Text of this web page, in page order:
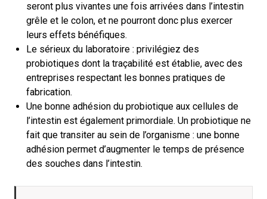
seront plus vivantes une fois arrivées dans l’intestin
grêle et le colon, et ne pourront donc plus exercer
leurs effets bénéfiques.
Le sérieux du laboratoire : privilégiez des
probiotiques dont la traçabilité est établie, avec des
entreprises respectant les bonnes pratiques de
fabrication.
Une bonne adhésion du probiotique aux cellules de
l’intestin est également primordiale. Un probiotique ne
fait que transiter au sein de l’organisme : une bonne
adhésion permet d’augmenter le temps de présence
des souches dans l’intestin.